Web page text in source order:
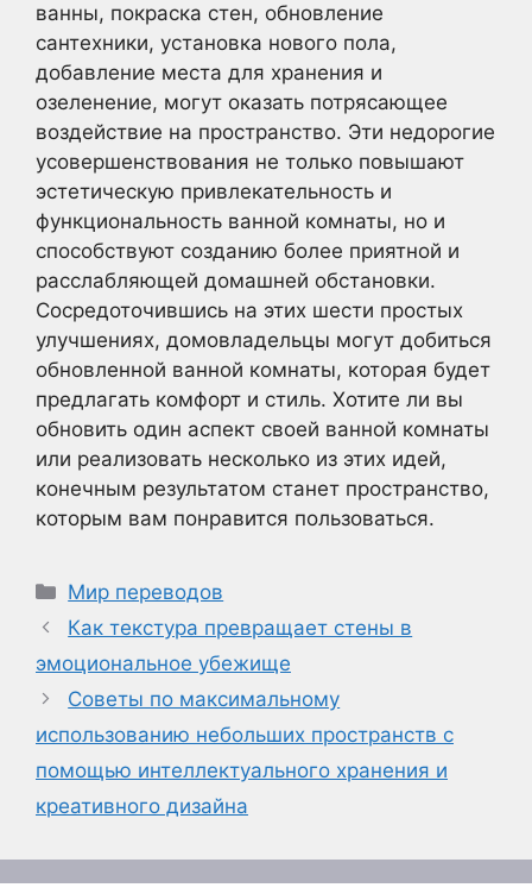
ванны, покраска стен, обновление
сантехники, установка нового пола,
добавление места для хранения и
озеленение, могут оказать потрясающее
воздействие на пространство. Эти недорогие
усовершенствования не только повышают
эстетическую привлекательность и
функциональность ванной комнаты, но и
способствуют созданию более приятной и
расслабляющей домашней обстановки.
Сосредоточившись на этих шести простых
улучшениях, домовладельцы могут добиться
обновленной ванной комнаты, которая будет
предлагать комфорт и стиль. Хотите ли вы
обновить один аспект своей ванной комнаты
или реализовать несколько из этих идей,
конечным результатом станет пространство,
которым вам понравится пользоваться.
Рубрики
Мир переводов
Как текстура превращает стены в
эмоциональное убежище
Советы по максимальному
использованию небольших пространств с
помощью интеллектуального хранения и
креативного дизайна